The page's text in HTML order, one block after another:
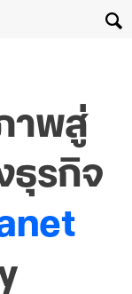
าพสู่
ธุรกิจ